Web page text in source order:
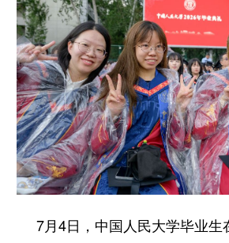
7月4日，中国人民大学毕业生